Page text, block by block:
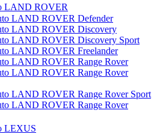
LAND ROVER
LAND ROVER Defender
LAND ROVER Discovery
LAND ROVER Discovery Sport
LAND ROVER Freelander
LAND ROVER Range Rover
LAND ROVER Range Rover
LAND ROVER Range Rover Sport
LAND ROVER Range Rover
LEXUS